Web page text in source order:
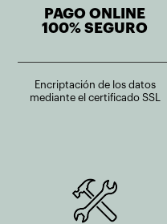
PAGO ONLINE
100% SEGURO
Encriptación de los datos
mediante el certificado SSL